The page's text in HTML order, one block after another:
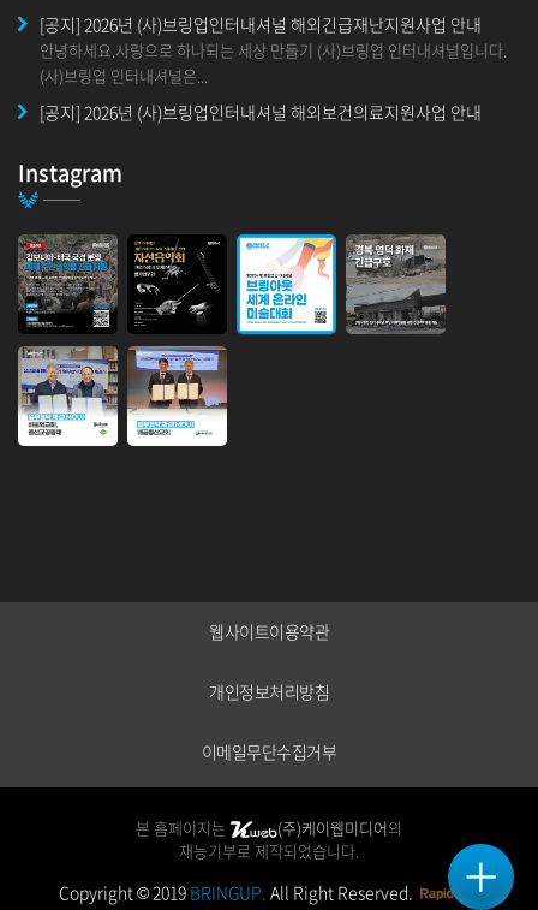
[공지] 2026년 (사)브링업인터내셔널 해외긴급재난지원사업 안내
안녕하세요.사랑으로 하나되는 세상 만들기 (사)브링업 인터내셔널입니다.
(사)브링업 인터내셔널은...
[공지] 2026년 (사)브링업인터내셔널 해외보건의료지원사업 안내
다. 2025년부터&nbs...
인도사업본부 설립 행사
업본부로 승격하게 되었음을 기쁜...
Instagram
웹사이트이용약관
개인정보처리방침
이메일무단수집거부
본 홈페이지는 (주)케이웹미디어의
재능기부로 제작되었습니다.
Copyright © 2019 BRINGUP. All Right Reserved.